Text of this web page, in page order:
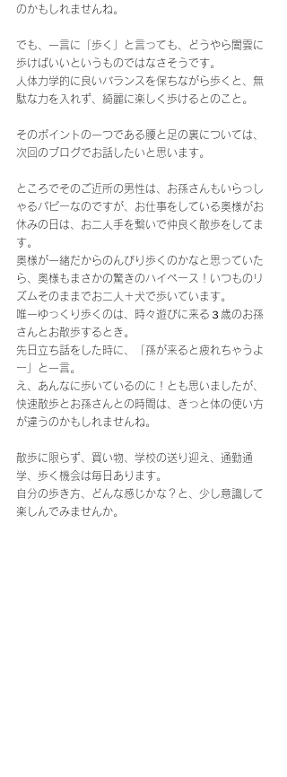
のかもしれませんね。
でも、一言に「歩く」と言っても、どうやら闇雲に
歩けばいいというものではなさそうです。
人体力学的に良いバランスを保ちながら歩くと、無
駄な力を入れず、綺麗に楽しく歩けるとのこと。
そのポイントの一つである腰と足の裏については、
次回のブログでお話したいと思います。
ところでそのご近所の男性は、お孫さんもいらっし
ゃるパピーなのですが、お仕事をしている奥様がお
休みの日は、お二人手を繋いで仲良く散歩をしてま
す。
奥様が一緒だからのんびり歩くのかなと思っていた
ら、奥様もまさかの驚きのハイペース！いつものリ
ズムそのままでお二人＋犬で歩いています。
唯一ゆっくり歩くのは、時々遊びに来る３歳のお孫
さんとお散歩するとき。
先日立ち話をした時に、「孫が来ると疲れちゃうよ
ー」と一言。
え、あんなに歩いているのに！とも思いましたが、
快速散歩とお孫さんとの時間は、きっと体の使い方
が違うのかもしれませんね。
散歩に限らず、買い物、学校の送り迎え、通勤通
学、歩く機会は毎日あります。
自分の歩き方、どんな感じかな？と、少し意識して
楽しんでみませんか。